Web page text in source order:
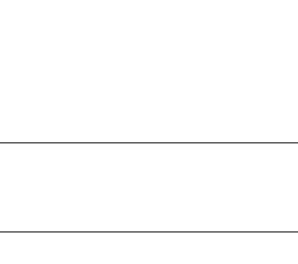
ANGESEHENE BROSCHÜREN